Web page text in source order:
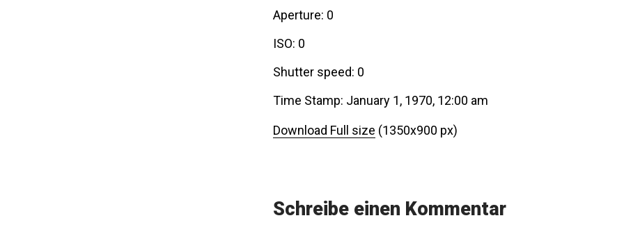
Aperture: 0
ISO: 0
Shutter speed: 0
Time Stamp: January 1, 1970, 12:00 am
Download Full size (1350x900 px)
Schreibe einen Kommentar